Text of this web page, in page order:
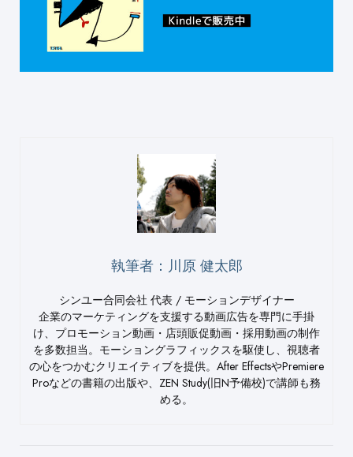
執筆者：川原 健太郎
シンユー合同会社 代表 / モーションデザイナー
企業のマーケティングを支援する動画広告を専門に手掛
け、プロモーション動画・店頭販促動画・採用動画の制作
を多数担当。モーショングラフィックスを駆使し、視聴者
の心をつかむクリエイティブを提供。After EffectsやPremiere
Proなどの書籍の出版や、ZEN Study(旧N予備校)で講師も務
める。